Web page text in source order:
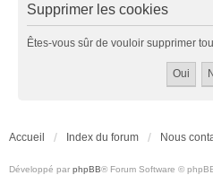
Supprimer les cookies
Êtes-vous sûr de vouloir supprimer
Accueil Index du forum Nous
Développé par phpBB® Forum Software ©